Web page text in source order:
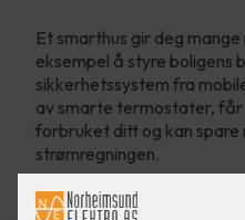
Et smarthus gir deg
eksempel å styre boligens
sikkerhetssystem fra
av smarte termostater, får
forbruket ditt og kan spare
strømregningen.